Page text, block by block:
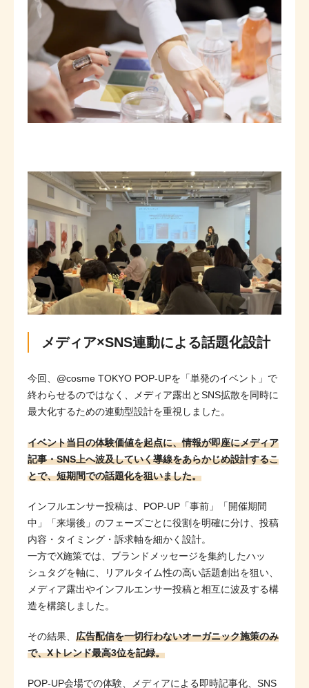
メディア×SNS連動による話題化設計
今回、@cosme TOKYO POP-UPを「単発のイベント」で
終わらせるのではなく、メディア露出とSNS拡散を同時に
最大化するための連動型設計を重視しました。
イベント当日の体験価値を起点に、情報が即座にメディア
記事・SNS上へ波及していく導線をあらかじめ設計するこ
とで、短期間での話題化を狙いました。
インフルエンサー投稿は、POP-UP「事前」「開催期間
中」「来場後」のフェーズごとに役割を明確に分け、投稿
内容・タイミング・訴求軸を細かく設計。
一方でX施策では、ブランドメッセージを集約したハッ
シュタグを軸に、リアルタイム性の高い話題創出を狙い、
メディア露出やインフルエンサー投稿と相互に波及する構
造を構築しました。
その結果、 広告配信を一切行わないオーガニック施策のみ
で、Xトレンド最高3位を記録。
POP-UP会場での体験、メディアによる即時記事化、SNS